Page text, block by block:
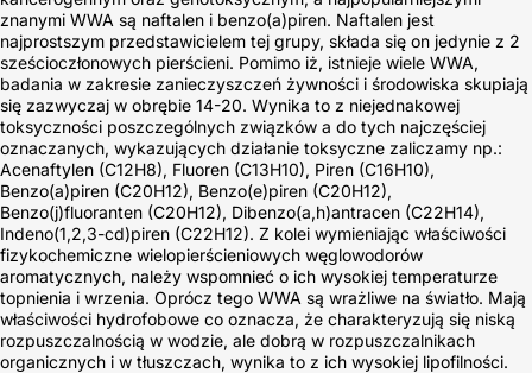
znanymi WWA są naftalen i benzo(a)piren. Naftalen jest
najprostszym przedstawicielem tej grupy, składa się on jedynie z 2
sześcioczłonowych pierścieni. Pomimo iż, istnieje wiele WWA,
badania w zakresie zanieczyszczeń żywności i środowiska skupiają
się zazwyczaj w obrębie 14-20. Wynika to z niejednakowej
toksyczności poszczególnych związków a do tych najczęściej
oznaczanych, wykazujących działanie toksyczne zaliczamy np.:
Acenaftylen (C12H8), Fluoren (C13H10), Piren (C16H10),
Benzo(a)piren (C20H12), Benzo(e)piren (C20H12),
Benzo(j)fluoranten (C20H12), Dibenzo(a,h)antracen (C22H14),
Indeno(1,2,3-cd)piren (C22H12). Z kolei wymieniając właściwości
fizykochemiczne wielopierścieniowych węglowodorów
aromatycznych, należy wspomnieć o ich wysokiej temperaturze
topnienia i wrzenia. Oprócz tego WWA są wrażliwe na światło. Mają
właściwości hydrofobowe co oznacza, że charakteryzują się niską
rozpuszczalnością w wodzie, ale dobrą w rozpuszczalnikach
organicznych i w tłuszczach, wynika to z ich wysokiej lipofilności.